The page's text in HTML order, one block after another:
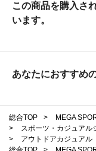
この商品を購入さ
います。
あなたにおすすめ
総合TOP > MEGA
>
スポーツ・カジュアル
>
アウトドアカジュアル